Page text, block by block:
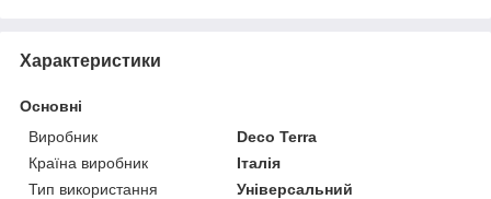
Характеристики
Основні
Виробник
Deco Terra
Країна виробник
Італія
Тип використання
Універсальний